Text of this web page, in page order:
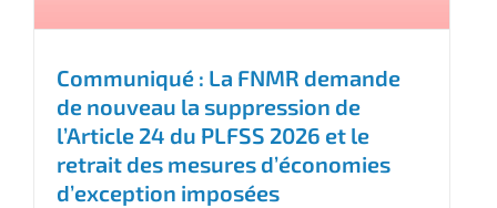
Communiqué : La FNMR demande
de nouveau la suppression de
l’Article 24 du PLFSS 2026 et le
retrait des mesures d’économies
d’exception imposées